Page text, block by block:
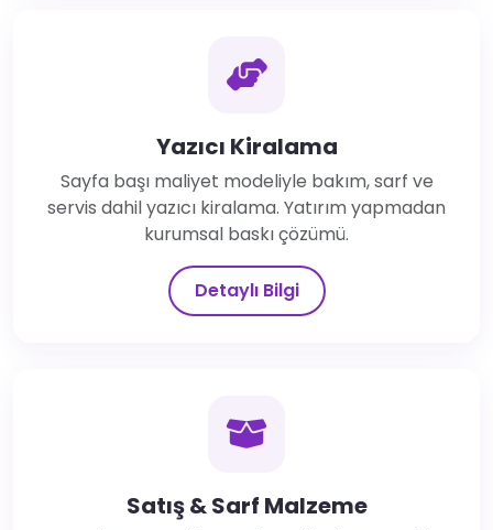
Yazıcı Kiralama
Sayfa başı maliyet modeliyle bakım, sarf ve
servis dahil yazıcı kiralama. Yatırım yapmadan
kurumsal baskı çözümü.
Detaylı Bilgi
Satış & Sarf Malzeme